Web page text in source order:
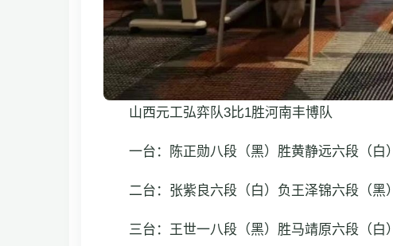
山西元工弘弈队3比1胜河南丰博队
一台：陈正勋八段（黑）胜黄静远六段（白）
二台：张紫良六段（白）负王泽锦六段（黑）
三台：王世一八段（黑）胜马靖原六段（白）